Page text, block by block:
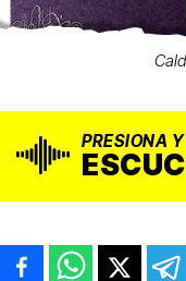
PRESIONA Y